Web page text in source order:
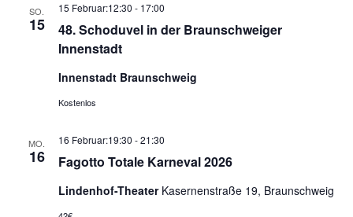
SO.
15
48. Schoduvel in der Braunschweiger
Innenstadt
15 Februar:12:30 - 17:00
Innenstadt Braunschweig
Kostenlos
MO.
16 Fagotto Totale Karneval 2026
16 Februar:19:30 -21:30
Lindenhof-Theater Kasernenstraße 19, Braunschweig